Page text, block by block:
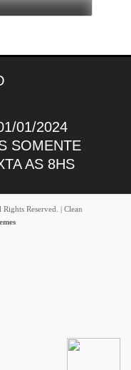
01/2024
SOMENTE
AS 8HS
Rights Reserved. | Clean